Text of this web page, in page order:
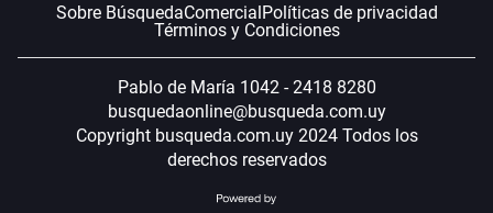
Sobre BúsquedaComercialPolíticas de privacidad
Términos y Condiciones
Pablo de María 1042 - 2418 8280
busquedaonline@busqueda.com.uy
Copyright busqueda.com.uy 2024 Todos los
derechos reservados